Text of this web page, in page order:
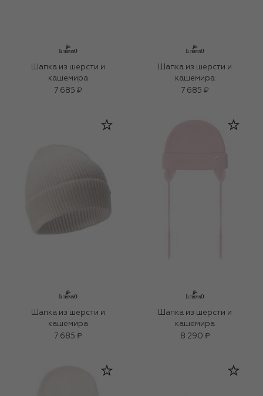
Шапка из шерсти и
кашемира
7 685 ₽
Шапка из шерсти и
кашемира
7 685 ₽
Шапка из шерсти и
кашемира
7 685 ₽
Шапка из шерсти и
кашемира
8 290 ₽